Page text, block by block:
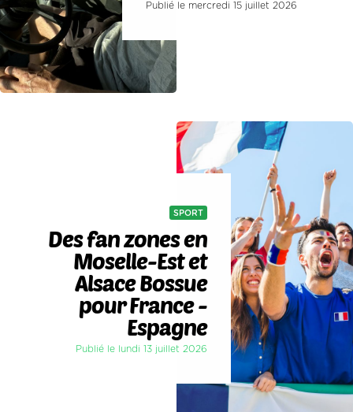
Publié le mercredi 15 juillet 2026
SPORT
Des fan zones en
Moselle-Est et
Alsace Bossue
pour France -
Espagne
Publié le lundi 13 juillet 2026